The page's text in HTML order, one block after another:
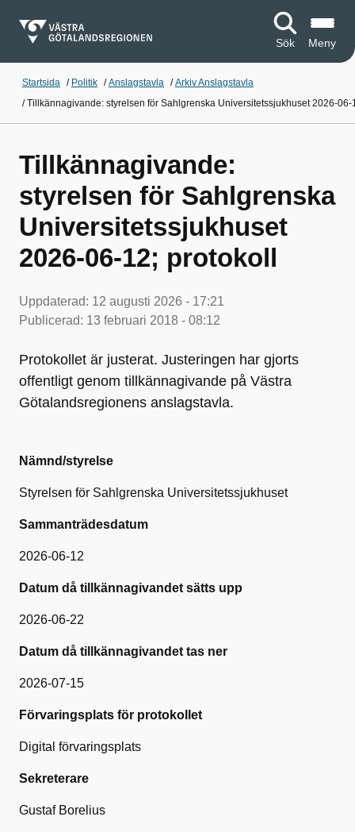
Sök Meny
Startsida / Politik /Anslagstavla /Arkiv Anslagstavla
/Tillkännagivande: styrelsen för Sahlgrenska Universitetssjukhuset 2026-06-
Tillkännagivande:
styrelsen för Sahlgrenska
Universitetssjukhuset
2026-06-12; protokoll
Uppdaterad: 12 augusti 2026 - 17:21
Publicerad: 13 februari 2018 - 08:12
Protokollet är justerat. Justeringen har gjorts
offentligt genom tillkännagivande på Västra
Götalandsregionens anslagstavla.
Nämnd/styrelse
Styrelsen för Sahlgrenska Universitetssjukhuset
Sammanträdesdatum
2026-06-12
Datum då tillkännagivandet sätts upp
2026-06-22
Datum då tillkännagivandet tas ner
2026-07-15
Förvaringsplats för protokollet
Digital förvaringsplats
Sekreterare
Gustaf Borelius